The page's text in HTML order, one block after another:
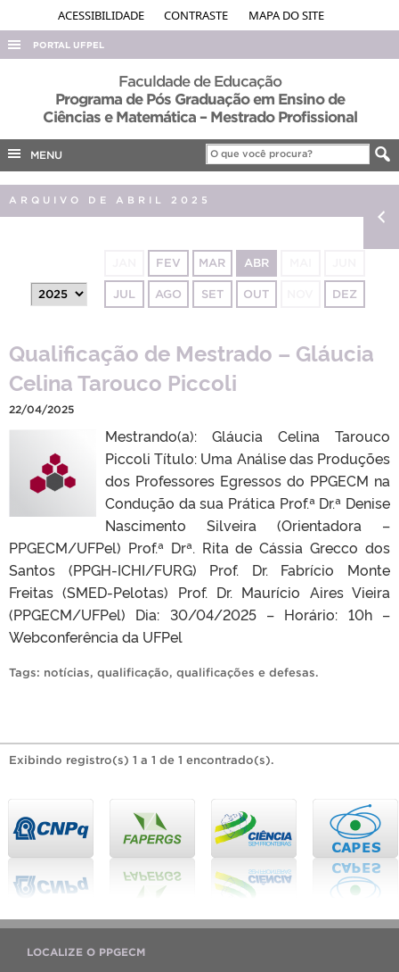
ACESSIBILIDADE CONTRASTE MAPA DO SITE
PORTAL UFPEL
ACESSO À INFORMAÇÃO
AUDITORIA
EDITAIS
PORTARIAS
Faculdade de Educação
Programa de Pós Graduação em Ensino de
Ciências e Matemática – Mestrado Profissional
MENU
ARQUIVO DE ABRIL 2025
FEV MAR ABR
JUL AGO SET OUT DEZ
Qualificação de Mestrado – Gláucia
Celina Tarouco Piccoli
22/04/2025
Mestrando(a): Gláucia Celina Tarouco
Piccoli Título: Uma Análise das Produções
dos Professores Egressos do PPGECM na
Condução da sua Prática Prof.ª Dr.ª Denise
Nascimento Silveira (Orientadora –
PPGECM/UFPel) Prof.ª Drª. Rita de Cássia Grecco dos
Santos (PPGH-ICHI/FURG) Prof. Dr. Fabrício Monte
Freitas (SMED-Pelotas) Prof. Dr. Maurício Aires Vieira
(PPGECM/UFPel) Dia: 30/04/2025 – Horário: 10h –
Webconferência da UFPel
Tags: notícias, qualificação, qualificações e defesas.
Exibindo registro(s) 1 a 1 de 1 encontrado(s).
LOCALIZE O PPGECM